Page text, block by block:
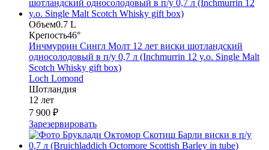
Объем0.7 L
Крепость46°
Инчмуррин Сингл Молт 12 лет виски шотландский
односолодовый в п/у 0,7 л (Inchmurrin 12 y.o. Single Malt
Scotch Whisky gift box)
Loch Lomond
Шотландия
12 лет
7 900 ₽
Зарезервировать